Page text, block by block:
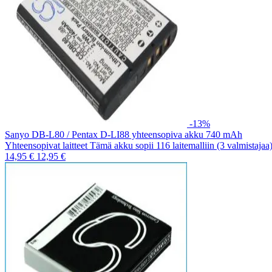
-13%
Sanyo DB-L80 / Pentax D-LI88 yhteensopiva akku 740 mAh
Yhteensopivat laitteet Tämä akku sopii 116 laitemalliin (3
14,95 € 12,95 €